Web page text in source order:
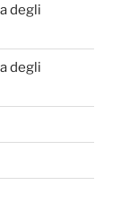
degli
degli